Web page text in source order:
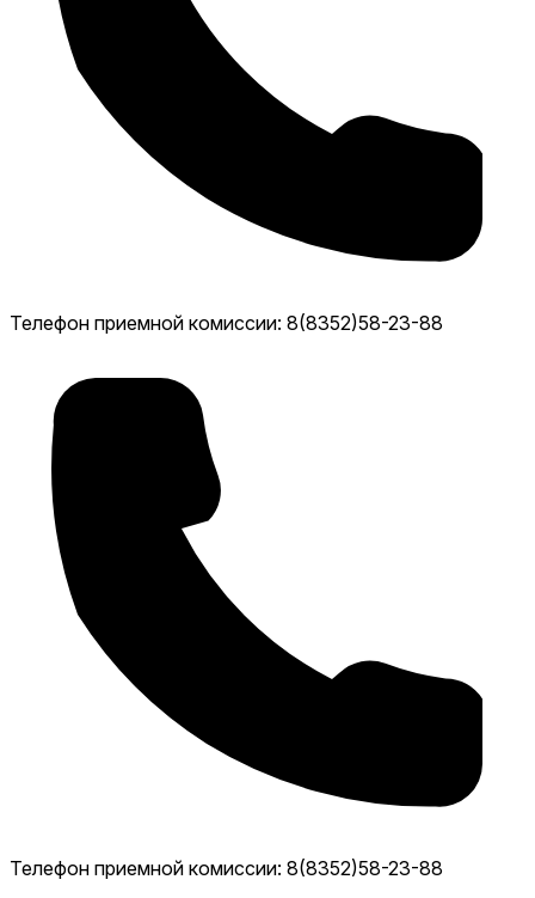
Телефон приемной комиссии: 8(8352)58-23-88
Телефон приемной комиссии: 8(8352)58-23-88